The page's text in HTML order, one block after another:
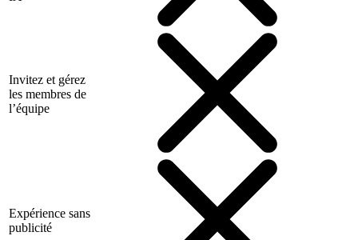
Invitez et gérez
les membres de
l’équipe
Expérience sans
publicité